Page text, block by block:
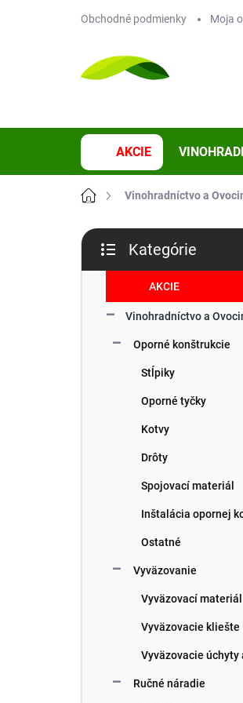
Obchodné podmienky Moja
AKCIE
DomovVinohradníctvo a
B
č
kategórie
Kategórie
AKCIE
Vinohradníctvo a
Oporné konštrukcie
Stĺpiky
Oporné tyčky
Kotvy
Drôty
Spojovací materiál
Inštalácia opornej
Ostatné
Vyväzovanie
Vyväzovací materiál
Vyväzovacie kliešte
Vyväzovacie úchyty
Ručné náradie